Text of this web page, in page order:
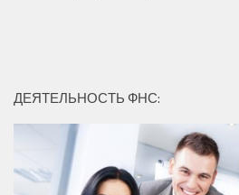
ДЕЯТЕЛЬНОСТЬ ФНС: